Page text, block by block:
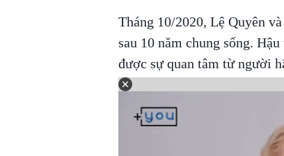
Tháng 10/2020, Lệ Quyên
sau 10 năm chung sống.
được sự quan tâm từ người